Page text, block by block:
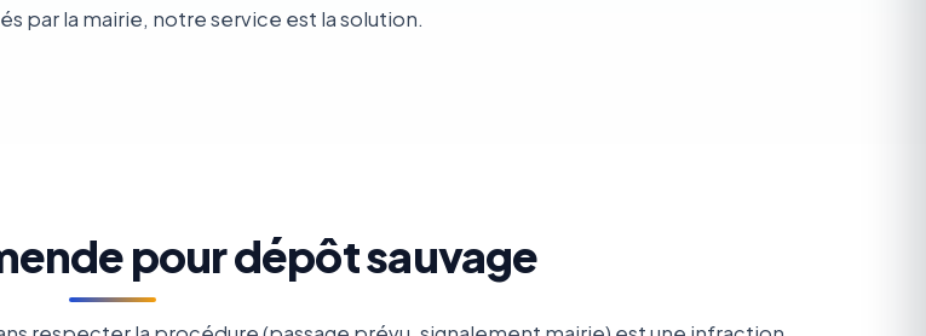
par la mairie, notre service est la solution.
pour dépôt sauvage